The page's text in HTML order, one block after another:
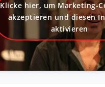
Klicke hier, um Marketing-
akzeptieren und diesen
aktivieren